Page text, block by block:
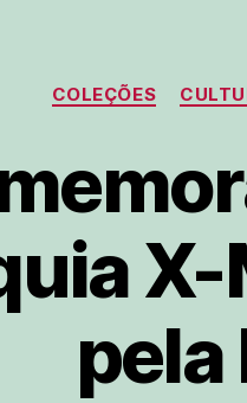
COLEÇÕES
pela